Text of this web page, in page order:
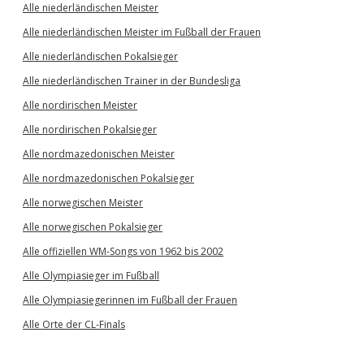
Alle niederländischen Meister
Alle niederländischen Meister im Fußball der Frauen
Alle niederländischen Pokalsieger
Alle niederländischen Trainer in der Bundesliga
Alle nordirischen Meister
Alle nordirischen Pokalsieger
Alle nordmazedonischen Meister
Alle nordmazedonischen Pokalsieger
Alle norwegischen Meister
Alle norwegischen Pokalsieger
Alle offiziellen WM-Songs von 1962 bis 2002
Alle Olympiasieger im Fußball
Alle Olympiasiegerinnen im Fußball der Frauen
Alle Orte der CL-Finals